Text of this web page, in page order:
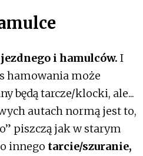
i hamulców. I
hamowania może
będą tarcze/klocki, ale...
autach normą jest to,
piszczą jak w starym
innego tarcie/szuranie,